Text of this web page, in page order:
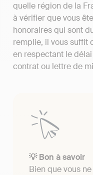
quelle région de la
à vérifier que vous
honoraires qui sont
remplie, il vous suffit
en respectant le
contrat ou lettre de
💡 Bon à savoir
Bien que vous